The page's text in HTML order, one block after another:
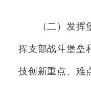
（二）发挥堡
挥支部战斗堡垒
技创新重点、难